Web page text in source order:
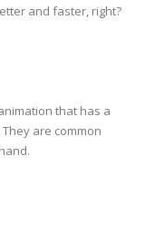
and faster, right?
that has a
are common